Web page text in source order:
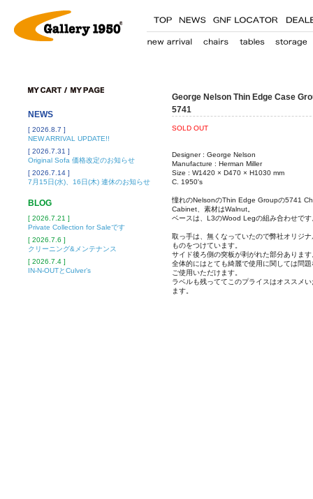
NEWS
[ 2026.8.7 ]
NEW ARRIVAL UPDATE!!
[ 2026.7.31 ]
Original Sofa 価格改定のお知らせ
[ 2026.7.14 ]
7月15日(水)、16日(木) 連休のお知らせ
BLOG
[ 2026.7.21 ]
Private Collection for Saleです
[ 2026.7.6 ]
クリーニング&メンテナンス
[ 2026.7.4 ]
IN-N-OUTとCulver’s
George Nelson Thin Edge Case
5741
SOLD OUT
Designer : George Nelson
Manufacture : Herman Miller
Size : W1420 × D470 × H1030 mm
C. 1950's
憧れのNelsonのThin Edge Groupの5741
Cabinet、素材はWalnut。
ベースは、L3のWood Legの組み合わせです
取っ手は、無くなっていたので弊社オリジナ
ものをつけています。
サイド後ろ側の突板が剥がれた部分あります
全体的にはとても綺麗で使用に関しては問題
ご使用いただけます。
ラベルも残っててこのプライスはオススメい
ます。